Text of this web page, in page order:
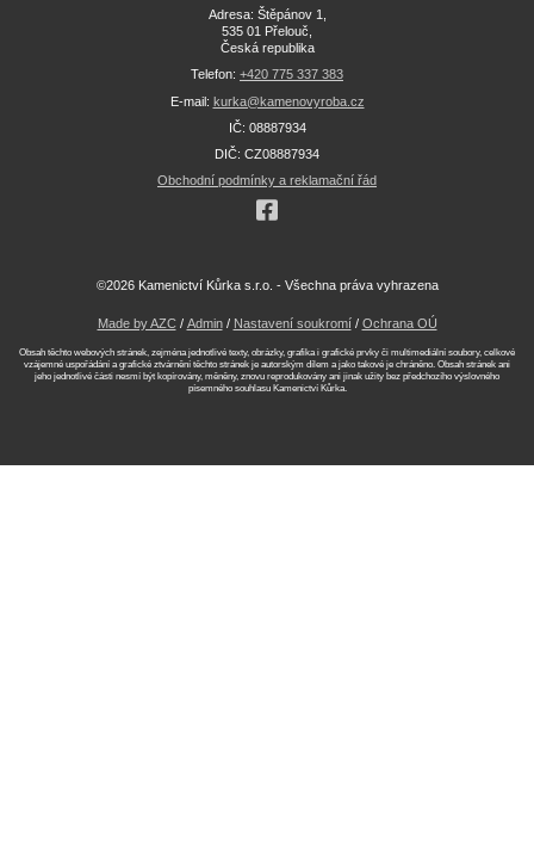
Adresa: Štěpánov 1,
535 01 Přelouč,
Česká republika
Telefon: +420 775 337 383
E-mail: kurka@kamenovyroba.cz
IČ: 08887934
DIČ: CZ08887934
Obchodní podmínky a reklamační řád
©2026 Kamenictví Kůrka s.r.o. - Všechna práva vyhrazena
Made by AZC/ Admin/ Nastavení soukromí/ Ochrana OÚ
Obsah těchto webových stránek, zejména jednotlivé texty, obrázky, grafika i grafické prvky či multimediální soubory, celkové
vzájemné uspořádání a grafické ztvárnění těchto stránek je autorským dílem a jako takové je chráněno. Obsah stránek ani
jeho jednotlivé části nesmí být kopírovány, měněny, znovu reprodukovány ani jinak užity bez předchozího výslovného
písemného souhlasu Kamenictví Kůrka.